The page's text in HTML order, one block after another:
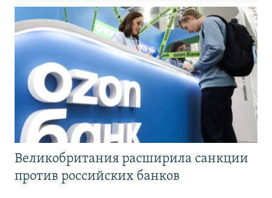
Великобритания расширила санкции
против российских банков